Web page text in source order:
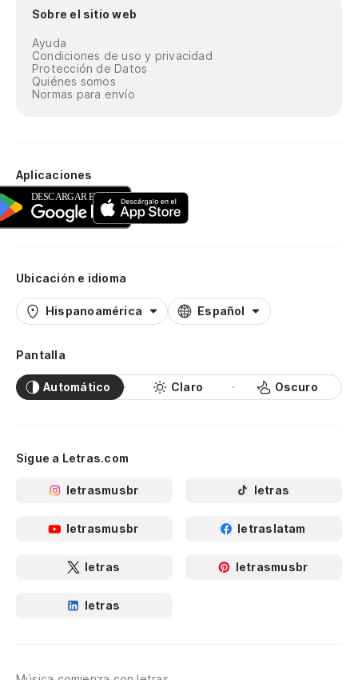
Sobre el sitio web
Ayuda
Condiciones de uso y privacidad
Protección de Datos
Quiénes somos
Normas para envío
Aplicaciones
Ubicación e idioma
Hispanoamérica Español
Pantalla
Automático Claro Oscuro
Sigue a Letras.com
letrasmusbr letras
letrasmusbr letraslatam
letras letrasmusbr
letras